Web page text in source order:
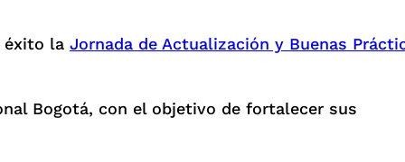
éxito la Jornada de Actualización y Buenas
Bogotá, con el objetivo de fortalecer sus